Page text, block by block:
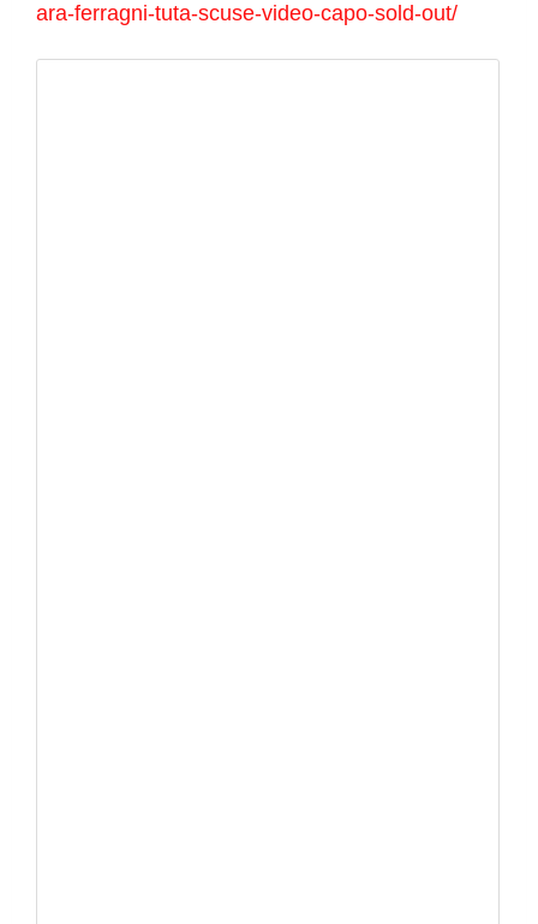
ara-ferragni-tuta-scuse-video-capo-sold-out/